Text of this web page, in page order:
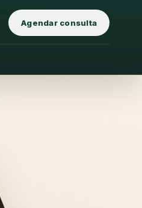
Agendar consulta